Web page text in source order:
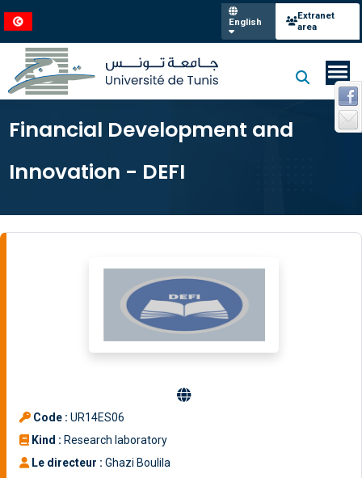
English
Extranet
area
Financial Development and
Innovation - DEFI
Code : UR14ES06
Kind : Research laboratory
Le directeur : Ghazi Boulila